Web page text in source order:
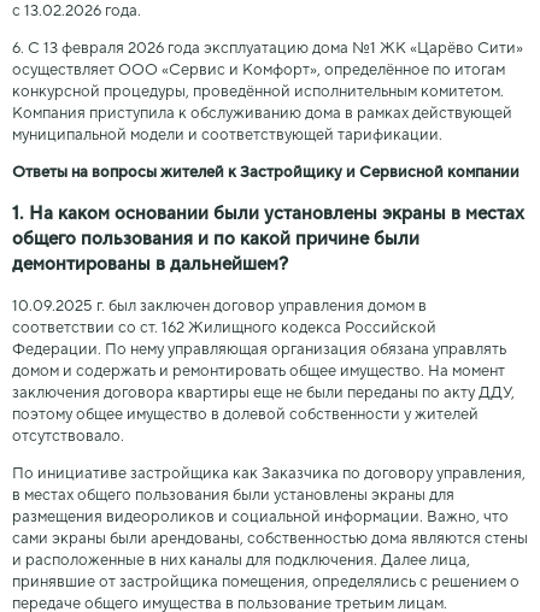
с 13.02.2026 года.
6. С 13 февраля 2026 года эксплуатацию дома №1 ЖК «Царёво Сити»
осуществляет ООО «Сервис и Комфорт», определённое по итогам
конкурсной процедуры, проведённой исполнительным комитетом.
Компания приступила к обслуживанию дома в рамках действующей
муниципальной модели и соответствующей тарификации.
Ответы на вопросы жителей к Застройщику и Сервисной компании
1. На каком основании были установлены экраны в местах
общего пользования и по какой причине были
демонтированы в дальнейшем?
10.09.2025 г. был заключен договор управления домом в
соответствии со ст. 162 Жилищного кодекса Российской
Федерации. По нему управляющая организация обязана управлять
домом и содержать и ремонтировать общее имущество. На момент
заключения договора квартиры еще не были переданы по акту ДДУ,
поэтому общее имущество в долевой собственности у жителей
отсутствовало.
По инициативе застройщика как Заказчика по договору управления,
в местах общего пользования были установлены экраны для
размещения видеороликов и социальной информации. Важно, что
сами экраны были арендованы, собственностью дома являются стены
и расположенные в них каналы для подключения. Далее лица,
принявшие от застройщика помещения, определялись с решением о
передаче общего имущества в пользование третьим лицам.